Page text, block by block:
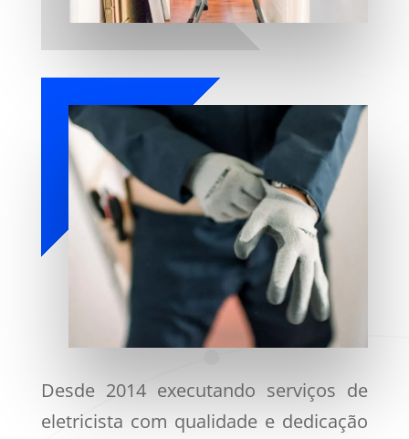
Desde 2014 executando serviços de
eletricista com qualidade e dedicação